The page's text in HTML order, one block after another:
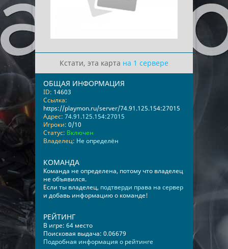
Кстати, эта карта на 1 сервере
ОБЩАЯ ИНФОРМАЦИЯ
ID: 14603
Ссылка:
https://playmon.ru/server/74.91.125.154:27015
Адрес: 74.91.125.154:27015
Игроки: 0/10
Статус: Включен
Владелец: Не определён
КОМАНДА
Команда не определена, потому что владелец
не объявился.
Если ты владелец, подтверди права на сервер
и добавь информацию о команде!
РЕЙТИНГ
В игре: 64 место
Поисковая выдача: 0.06679
Подробная информация о рейтинге